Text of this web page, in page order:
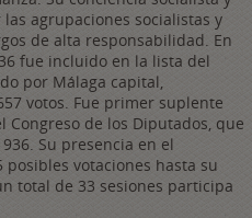
agrupaciones socialistas y
de alta responsabilidad. En
fue incluido en la lista del
por Málaga capital,
votos. Fue primer suplente
Congreso de los Diputados, que
Su presencia en el
votaciones hasta su
total de 33 sesiones participa